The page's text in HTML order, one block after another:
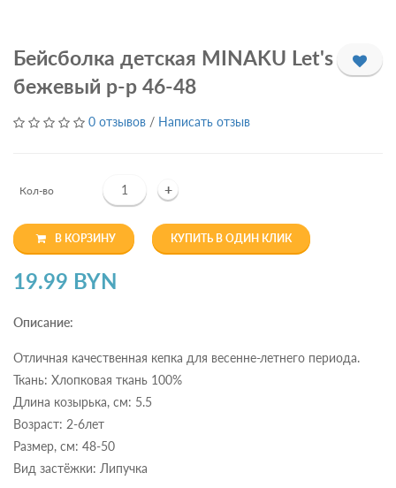
Бейсболка детская MINAKU Let's
бежевый р-р 46-48
0 отзывов / Написать отзыв
Кол-во +
В КОРЗИНУ КУПИТЬ В ОДИН КЛИК
19.99 BYN
Описание:
Отличная качественная кепка для весенне-летнего периода.
Ткань: Хлопковая ткань 100%
Длина козырька, см: 5.5
Возраст: 2-6лет
Размер, см: 48-50
Вид застёжки: Липучка